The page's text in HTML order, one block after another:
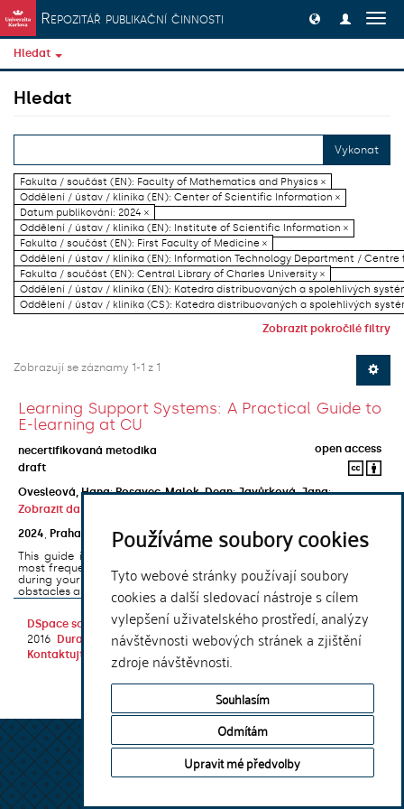
Používáme soubory cookies
Tyto webové stránky používají soubory
cookies a další sledovací nástroje s cílem
vylepšení uživatelského prostředí, analýzy
návštěvnosti webových stránek a zjištění
zdroje návštěvnosti.
Souhlasím
Odmítám
Upravit mé předvolby
Přeskočit na obsah
Repozitář publikační činnosti
Hledat
Hledat
Vykonat
Fakulta / součást (EN): Faculty of Mathematics and Physics ×
Oddělení / ústav / klinika (EN): Center of Scientific Information ×
Datum publikování: 2024 ×
Oddělení / ústav / klinika (EN): Institute of Scientific Information ×
Fakulta / součást (EN): First Faculty of Medicine ×
Oddělení / ústav / klinika (EN): Information Technology Department / Centre
Fakulta / součást (EN): Central Library of Charles University ×
Oddělení / ústav / klinika (EN): Katedra distribuovaných a spolehlivých
Oddělení / ústav / klinika (CS): Katedra distribuovaných a spolehlivých
Zobrazit pokročilé filtry
Zobrazují se záznamy 1-1 z 1
Learning Support Systems: A Practical Guide to
E-learning at CU
necertifikovaná metodika
open access
draft
Ovesleová, Hana;Posavec-Malok, Dean;Javůrková, Jana;
Zobrazit další autory
2024
Praha
Univerzita Karlova, Nakladatelství Karolinum
This guide introduces the e-learning support tools that are used
most frequently at Charles University and that you may encounter
during your studies. It will also help you to avoid the most common
obstacles associated ...
DSpace softwarecopyright © 2002-
2016
DuraSpace
Kontaktujte nás
Vyjádření názoru
Theme by